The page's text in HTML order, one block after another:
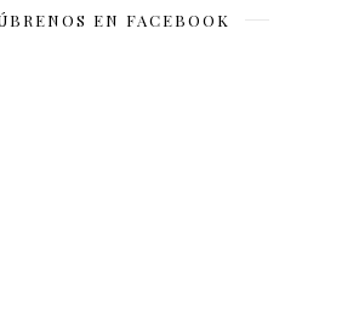
EN FACEBOOK